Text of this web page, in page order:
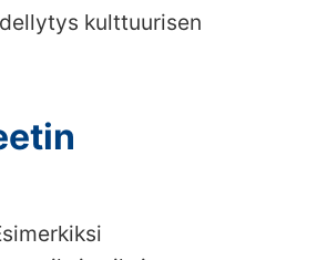
kulttuurisen